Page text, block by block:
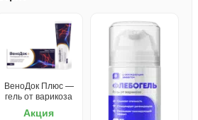
ВеноДок Плюс —
гель от варикоза
Акция